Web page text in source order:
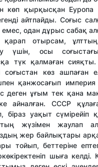
көп қырқысқан
айтпайды. Соғыс
одан дұрыс сабақ
отырсам, ұлттың
үшін, осы
түк қалмаған
соғыстан көз ашпаған
қанжосағып империя
деген ұғым тек қана
айналған. СССР
біраз уақыт сүмірейіп
жүзімен жаулап
жер байлықтары
тойып, беттеріне
шыға